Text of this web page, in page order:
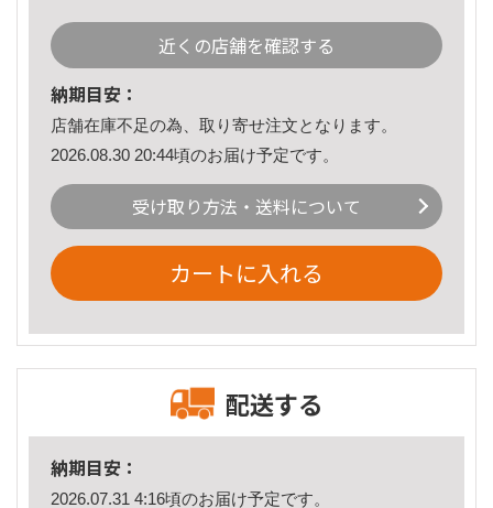
近くの店舗を確認する
納期目安：
店舗在庫不足の為、取り寄せ注文となります。
2026.08.30 20:44頃のお届け予定です。
受け取り方法・送料について
カートに入れる
配送する
納期目安：
2026.07.31 4:16頃のお届け予定です。